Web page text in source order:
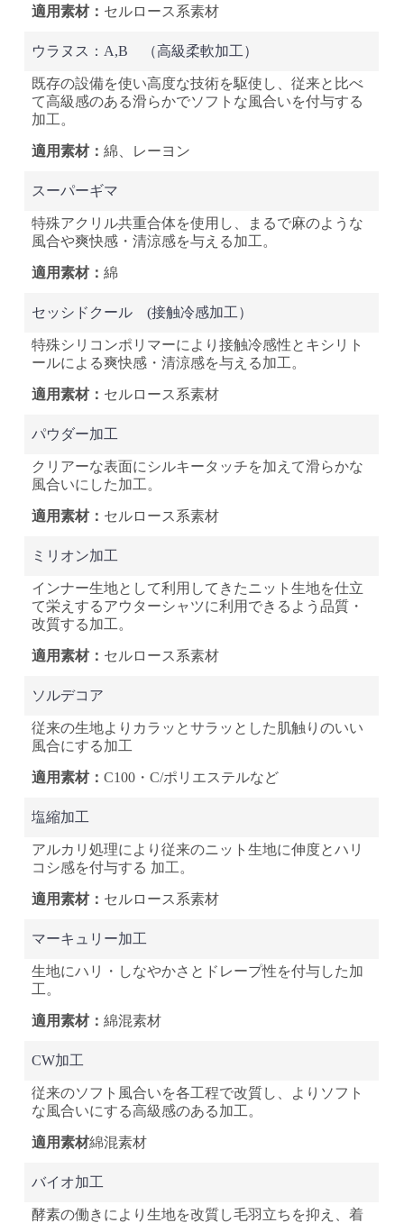
セルロース系素材
ウラヌス：A,B （高級柔軟加工）
既存の設備を使い高度な技術を駆使し、従来と比べ
て高級感のある滑らかでソフトな風合いを付与する
加工。
綿、レーヨン
スーパーギマ
特殊アクリル共重合体を使用し、まるで麻のような
風合や爽快感・清涼感を与える加工。
綿
セッシドクール (接触冷感加工）
特殊シリコンポリマーにより接触冷感性とキシリト
ールによる爽快感・清涼感を与える加工。
セルロース系素材
パウダー加工
クリアーな表面にシルキータッチを加えて滑らかな
風合いにした加工。
セルロース系素材
ミリオン加工
インナー生地として利用してきたニット生地を仕立
て栄えするアウターシャツに利用できるよう品質・
改質する加工。
セルロース系素材
ソルデコア
従来の生地よりカラッとサラッとした肌触りのいい
風合にする加工
C100・C/ポリエステルなど
塩縮加工
アルカリ処理により従来のニット生地に伸度とハリ
コシ感を付与する 加工。
セルロース系素材
マーキュリー加工
生地にハリ・しなやかさとドレープ性を付与した加
工。
綿混素材
CW加工
従来のソフト風合いを各工程で改質し、よりソフト
な風合いにする高級感のある加工。
綿混素材
バイオ加工
酵素の働きにより生地を改質し毛羽立ちを抑え、着